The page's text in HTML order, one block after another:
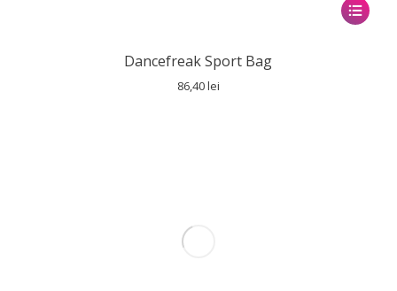
Dancefreak Sport Bag
86,40lei